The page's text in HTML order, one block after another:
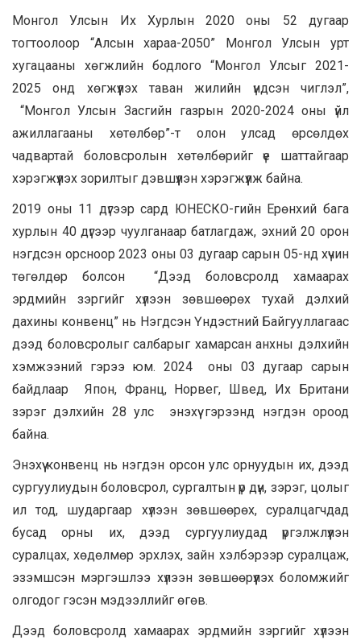
Монгол Улсын Их Хурлын 2020 оны 52 дугаар
тогтоолоор “Алсын хараа-2050” Монгол Улсын урт
хугацааны хөгжлийн бодлого “Монгол Улсыг 2021-
2025 онд хөгжүүлэх таван жилийн үндсэн чиглэл”,
“Монгол Улсын Засгийн газрын 2020-2024 оны үйл
ажиллагааны хөтөлбөр”-т олон улсад өрсөлдөх
чадвартай боловсролын хөтөлбөрийг үе шаттайгаар
хэрэгжүүлэх зорилтыг дэвшүүлэн хэрэгжүүлж байна.
2019 оны 11 дүгээр сард ЮНЕСКО-гийн Ерөнхий бага
хурлын 40 дүгээр чуулганаар батлагдаж, эхний 20 орон
нэгдсэн орсноор 2023 оны 03 дугаар сарын 05-нд хүчин
төгөлдөр болсон “Дээд боловсролд хамаарах
эрдмийн зэргийг хүлээн зөвшөөрөх тухай дэлхий
дахины конвенц” нь Нэгдсэн Үндэстний Байгууллагаас
дээд боловсролыг салбарыг хамарсан анхны дэлхийн
хэмжээний гэрээ юм. 2024 оны 03 дугаар сарын
байдлаар Япон, Франц, Норвег, Швед, Их Британи
зэрэг дэлхийн 28 улс энэхүү гэрээнд нэгдэн ороод
байна.
Энэхүү конвенц нь нэгдэн орсон улс орнуудын их, дээд
сургуулиудын боловсрол, сургалтын үр дүн, зэрэг, цолыг
ил тод, шударгаар хүлээн зөвшөөрөх, суралцагчдад
бусад орны их, дээд сургуулиудад үргэлжлүүлэн
суралцах, хөдөлмөр эрхлэх, зайн хэлбэрээр суралцаж,
эзэмшсэн мэргэшлээ хүлээн зөвшөөрүүлэх боломжийг
олгодог гэсэн мэдээллийг өгөв.
Дээд боловсролд хамаарах эрдмийн зэргийг хүлээн